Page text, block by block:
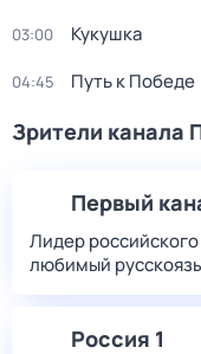
03:00 Кукушка
04:45 Путь к Победе
Зрители канала
Первый
Лидер
любимый
Россия 1